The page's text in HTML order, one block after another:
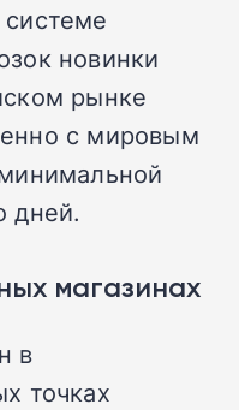
новинки
рынке
с мировым
дней.
магазинах
в
точках